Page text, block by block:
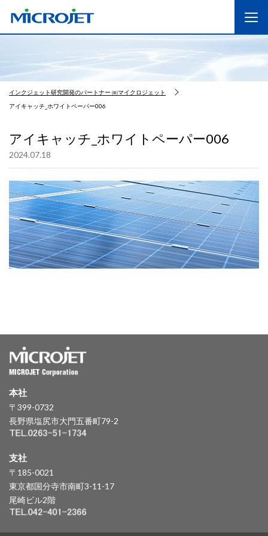
インクジェット研究開発のパートナー ㈱マイクロジェット
アイキャッチ_ホワイトペーパー006
アイキャッチ_ホワイトペーパー006
2024.07.18
本社
〒399-0732
長野県塩尻市大門五番町79-2
支社
〒185-0021
東京都国分寺市南町3-11-17
尾崎ビル2階